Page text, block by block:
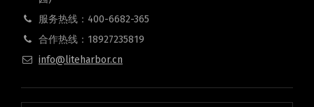
服务热线：400-6682-365
合作热线：18927235819
info@liteharbor.cn